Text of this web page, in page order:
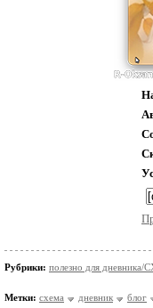
Рубрики: полезно для
Метки: схема дневник блог